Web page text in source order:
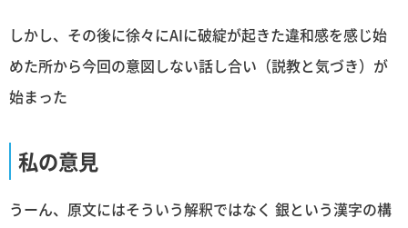
しかし、その後に徐々にAIに破綻が起きた違和感を感じ始
めた所から今回の意図しない話し合い（説教と気づき）が
始まった
私の意見
うーん、原文にはそういう解釈ではなく 銀という漢字の構